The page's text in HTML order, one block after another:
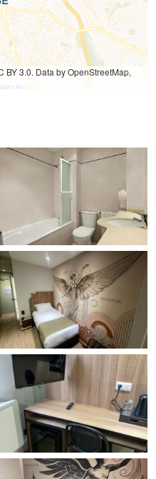
BY 3.0. Data by OpenStreetMap,